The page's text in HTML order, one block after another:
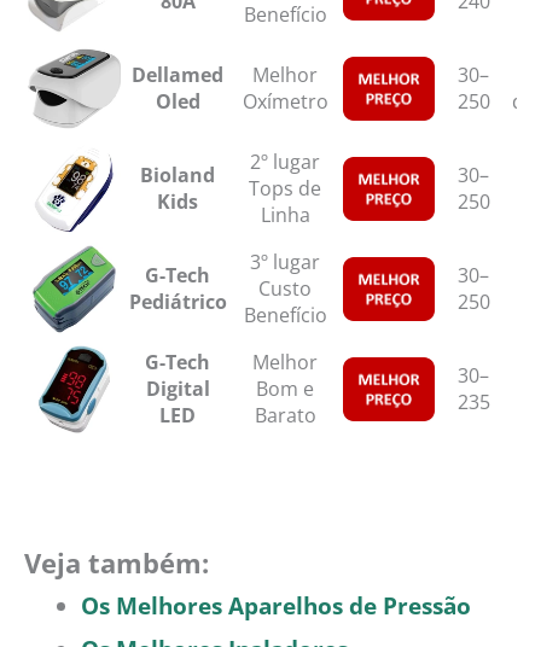
Benefício
Dellamed
Oled
Melhor
Oxímetro
30–
250
Bioland
Kids
2º lugar
Tops de
Linha
30–
250
G-Tech
Pediátrico
3º lugar
Custo
Benefício
30–
250
G-Tech
Digital
LED
Melhor
Bom e
Barato
30–
235
Veja também:
Os Melhores Aparelhos de Pressão